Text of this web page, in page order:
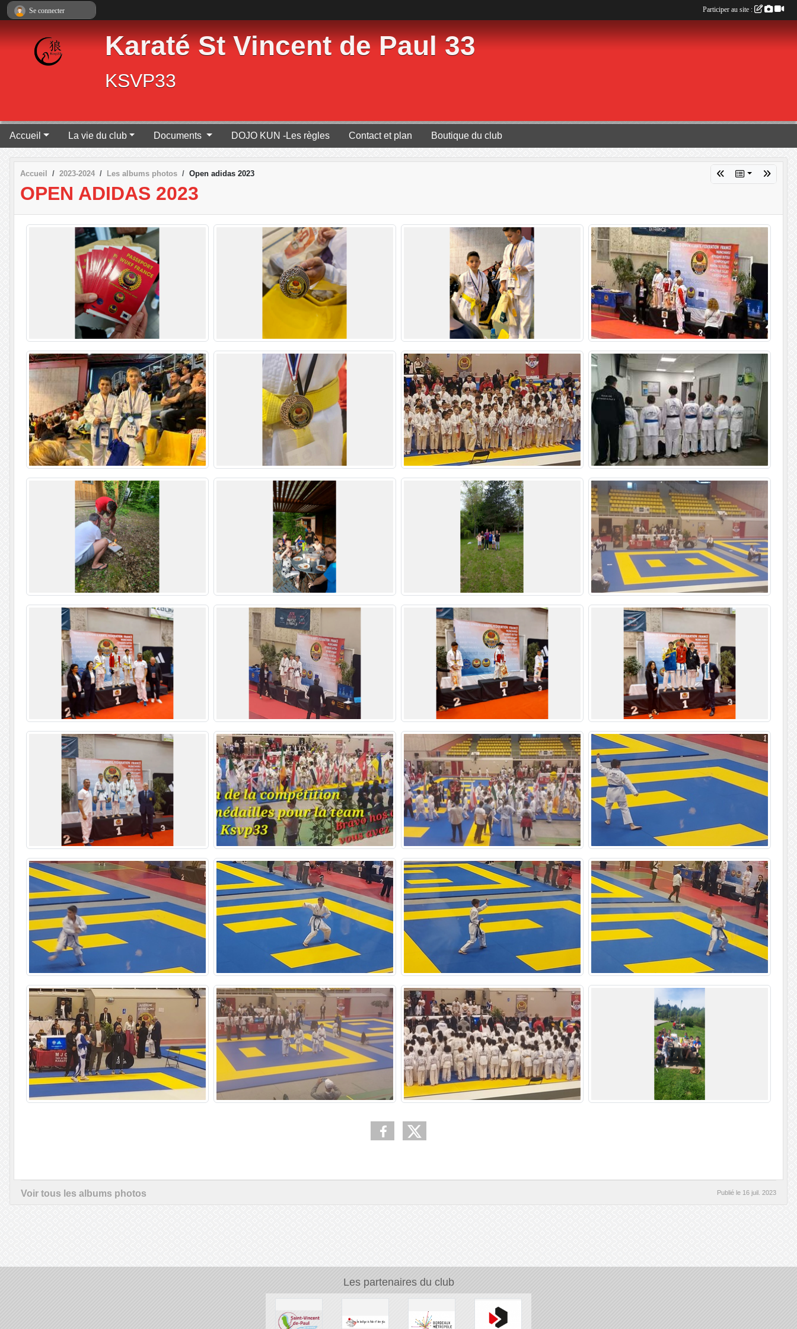
Karaté St Vincent de Paul 33
KSVP33
Accueil La vie du club Documents DOJO KUN -Les règles Contact et plan Boutique du club
Accueil 2023-2024 Les albums photos Open adidas 2023
OPEN ADIDAS 2023
Voir tous les albums photos Publié le 16 juil. 2023
Les partenaires du club
Se connecter Participer au site :
Panneau de gestion des cookies